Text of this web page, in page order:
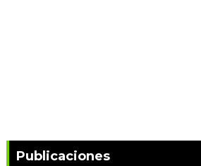
Publicaciones